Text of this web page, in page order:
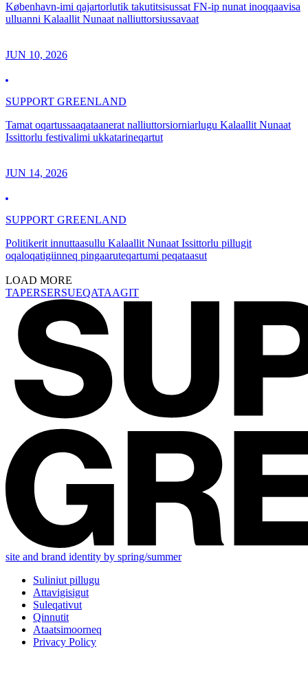
København-imi qajartorlutik takutitsisussat FN-ip nunat inoqqaavisa
ulluanni Kalaallit Nunaat nalliuttorsiussavaat
JUN 10, 2026
SUPPORT GREENLAND
Tamat oqartussaaqataanerat nalliuttorsiorniarlugu Kalaallit Nunaat
Issittorlu festivalimi ukkatarineqartut
JUN 14, 2026
SUPPORT GREENLAND
Politikerit innuttaasullu Kalaallit Nunaat Issittorlu pillugit
oqaloqatigiinneq pingaaruteqartumi peqataasut
LOAD MORE
TAPERSERSUEQATAAGIT
site and brand identity by spring/summer
Suliniut pillugu
Attavigisigut
Suleqativut
Qinnutit
Ataatsimoorneq
Privacy Policy